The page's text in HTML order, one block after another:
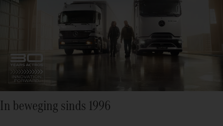
In beweging sinds 1996